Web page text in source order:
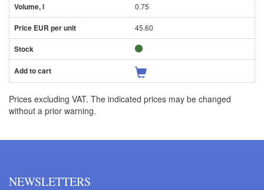
0.75
45.60
Prices excluding VAT. The indicated prices may be changed
without a prior warning.
NEWSLETTERS